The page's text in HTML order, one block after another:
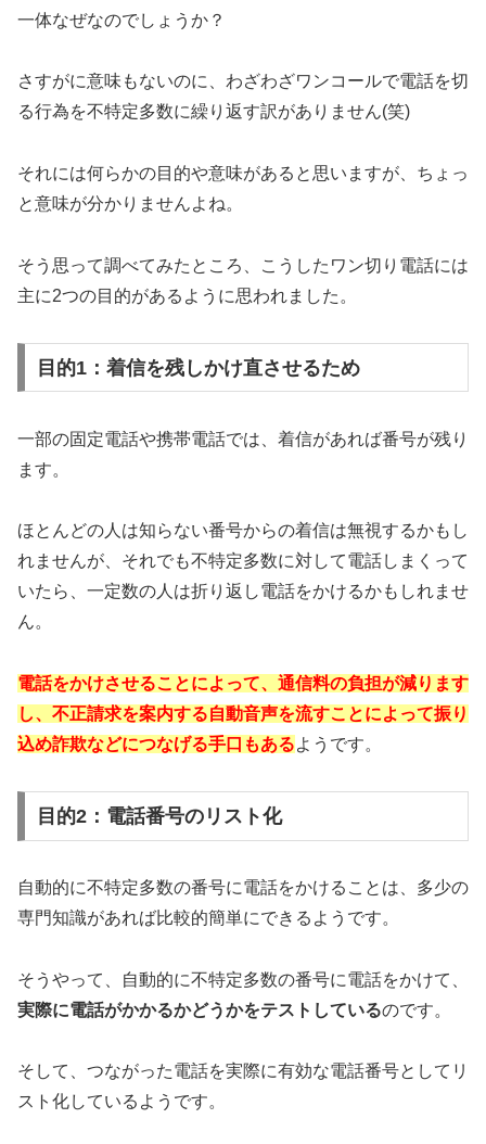
一体なぜなのでしょうか？
さすがに意味もないのに、わざわざワンコールで電話を切
る行為を不特定多数に繰り返す訳がありません(笑)
それには何らかの目的や意味があると思いますが、ちょっ
と意味が分かりませんよね。
そう思って調べてみたところ、こうしたワン切り電話には
主に2つの目的があるように思われました。
目的1：着信を残しかけ直させるため
一部の固定電話や携帯電話では、着信があれば番号が残り
ます。
ほとんどの人は知らない番号からの着信は無視するかもし
れませんが、それでも不特定多数に対して電話しまくって
いたら、一定数の人は折り返し電話をかけるかもしれませ
ん。
電話をかけさせることによって、通信料の負担が減ります
し、不正請求を案内する自動音声を流すことによって振り
込め詐欺などにつなげる手口もあるようです。
目的2：電話番号のリスト化
自動的に不特定多数の番号に電話をかけることは、多少の
専門知識があれば比較的簡単にできるようです。
そうやって、自動的に不特定多数の番号に電話をかけて、
実際に電話がかかるかどうかをテストしているのです。
そして、つながった電話を実際に有効な電話番号としてリ
スト化しているようです。